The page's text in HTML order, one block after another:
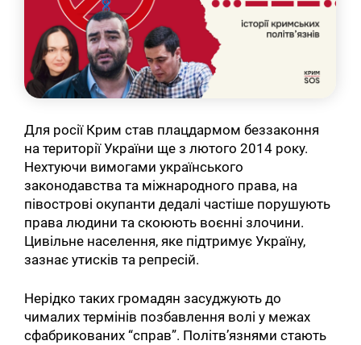
Для росії Крим став плацдармом беззаконня
на території України ще з лютого 2014 року.
Нехтуючи вимогами українського
законодавства та міжнародного права, на
півострові окупанти дедалі частіше порушують
права людини та скоюють воєнні злочини.
Цивільне населення, яке підтримує Україну,
зазнає утисків та репресій.
Нерідко таких громадян засуджують до
чималих термінів позбавлення волі у межах
сфабрикованих “справ”. Політв’язнями стають